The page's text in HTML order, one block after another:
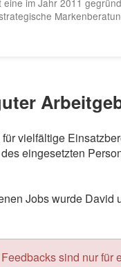
im Jahr 2011
vielfältige
eingesetzten
Jobs wurde
sind nur für